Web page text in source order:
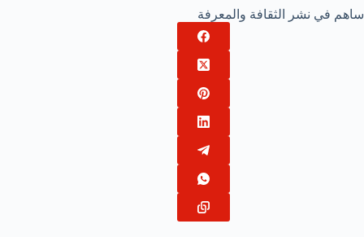
ساهم في نشر الثقافة والمعرفة